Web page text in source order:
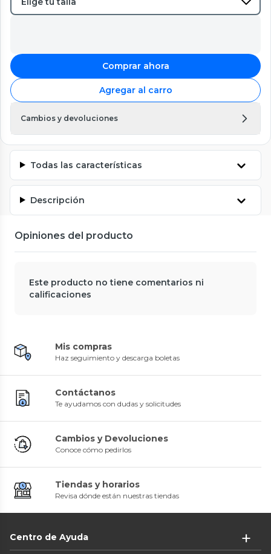
Comprar ahora
Agregar al carro
Cambios y devoluciones
Todas las características
Descripción
Opiniones del producto
Este producto no tiene comentarios ni
calificaciones
Mis compras
Haz seguimiento y descarga boletas
Contáctanos
Te ayudamos con dudas y solicitudes
Cambios y Devoluciones
Conoce cómo pedirlos
Tiendas y horarios
Revisa dónde están nuestras tiendas
Centro de Ayuda